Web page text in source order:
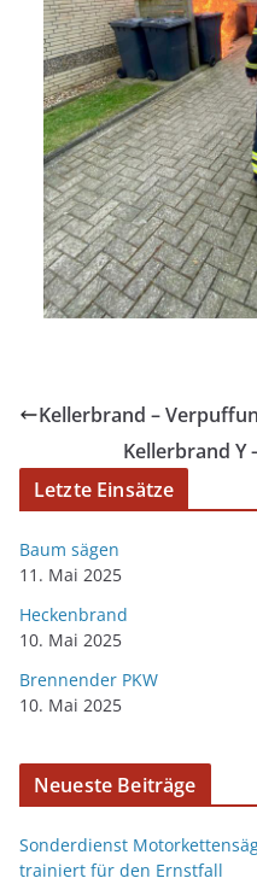
Kellerbrand –
Kellerbrand Y
Letzte Einsätze
Baum sägen
11. Mai 2025
Heckenbrand
10. Mai 2025
Brennender PKW
10. Mai 2025
Neueste Beiträge
Sonderdienst
trainiert für den Ernstfall